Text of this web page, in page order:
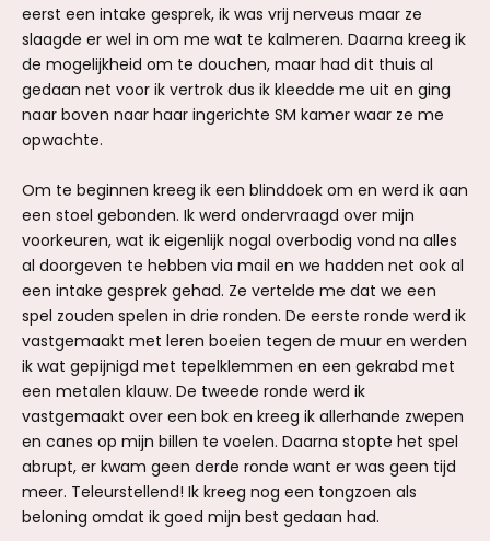
eerst een intake gesprek, ik was vrij nerveus maar ze
slaagde er wel in om me wat te kalmeren. Daarna kreeg ik
de mogelijkheid om te douchen, maar had dit thuis al
gedaan net voor ik vertrok dus ik kleedde me uit en ging
naar boven naar haar ingerichte SM kamer waar ze me
opwachte.
Om te beginnen kreeg ik een blinddoek om en werd ik aan
een stoel gebonden. Ik werd ondervraagd over mijn
voorkeuren, wat ik eigenlijk nogal overbodig vond na alles
al doorgeven te hebben via mail en we hadden net ook al
een intake gesprek gehad. Ze vertelde me dat we een
spel zouden spelen in drie ronden. De eerste ronde werd ik
vastgemaakt met leren boeien tegen de muur en werden
ik wat gepijnigd met tepelklemmen en een gekrabd met
een metalen klauw. De tweede ronde werd ik
vastgemaakt over een bok en kreeg ik allerhande zwepen
en canes op mijn billen te voelen. Daarna stopte het spel
abrupt, er kwam geen derde ronde want er was geen tijd
meer. Teleurstellend! Ik kreeg nog een tongzoen als
beloning omdat ik goed mijn best gedaan had.